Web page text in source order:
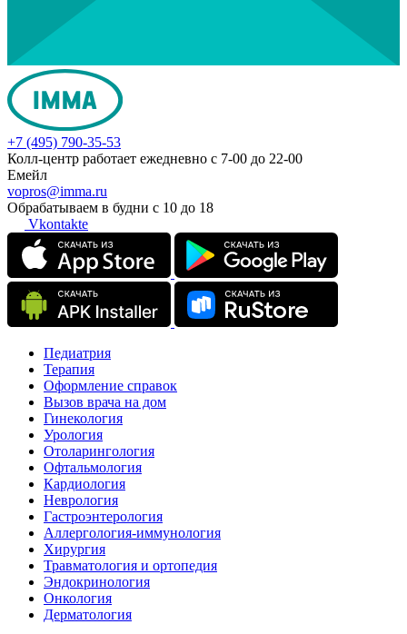
+7 (495) 790-35-53
Колл-центр работает ежедневно с 7-00 до 22-00
Емейл
vopros@imma.ru
Обрабатываем в будни с 10 до 18
Vkontakte
Педиатрия
Терапия
Оформление справок
Вызов врача на дом
Гинекология
Урология
Отоларингология
Офтальмология
Кардиология
Неврология
Гастроэнтерология
Аллергология-иммунология
Хирургия
Травматология и ортопедия
Эндокринология
Онкология
Дерматология